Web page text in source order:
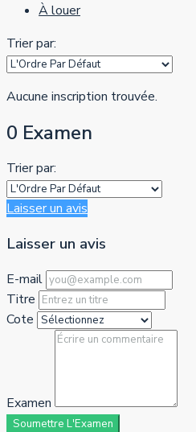
À louer
Trier par:
Aucune inscription trouvée.
0 Examen
Trier par:
Laisser un avis
Laisser un avis
E-mail
Titre
Cote
Examen
Soumettre L'Examen